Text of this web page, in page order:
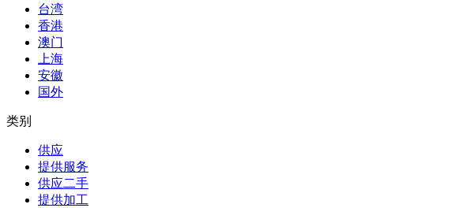
台湾
香港
澳门
上海
安徽
国外
类别
供应
提供服务
供应二手
提供加工